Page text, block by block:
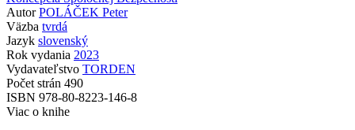
Autor POLÁČEK Peter
Väzba tvrdá
Jazyk slovenský
Rok vydania 2023
Vydavateľstvo TORDEN
Počet strán 490
ISBN 978-80-8223-146-8
Viac o knihe